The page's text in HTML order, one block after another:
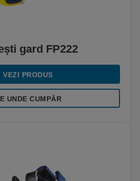
gard FP222
VEZI PRODUS
UNDE CUMPĂR